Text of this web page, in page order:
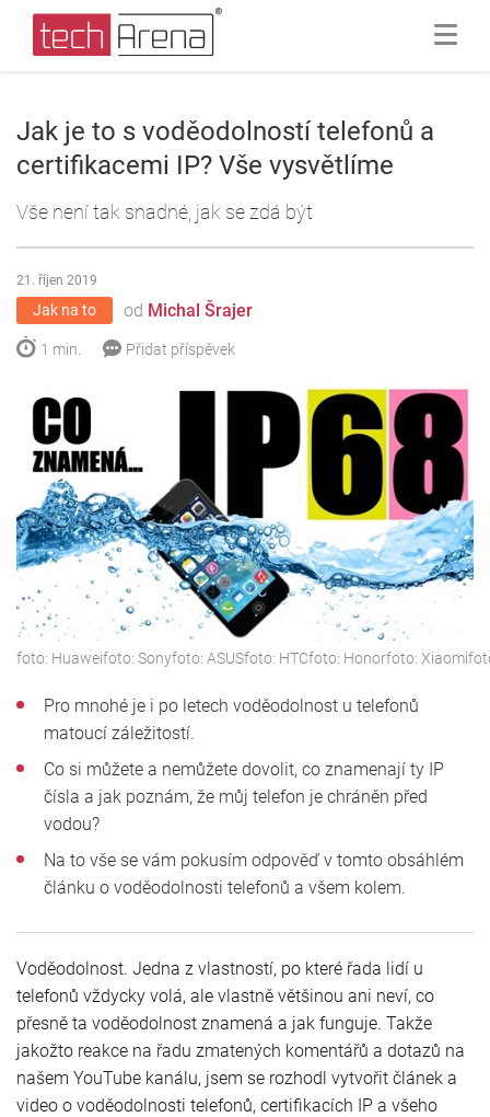
Jak je to s voděodolností telefonů a
certifikacemi IP? Vše vysvětlíme
Vše není tak snadné, jak se zdá být
Jak na to od Michal Šrajer
21. říjen 2019
1 min. Přidat příspěvek
foto: Huaweifoto: Sonyfoto: ASUSfoto: HTCfoto: Honorfoto: Xiaomi
Pro mnohé je i po letech voděodolnost u telefonů
matoucí záležitostí.
Co si můžete a nemůžete dovolit, co znamenají ty IP
čísla a jak poznám, že můj telefon je chráněn před
vodou?
Na to vše se vám pokusím odpověď v tomto obsáhlém
článku o voděodolnosti telefonů a všem kolem.
Voděodolnost. Jedna z vlastností, po které řada lidí u
telefonů vždycky volá, ale vlastně většinou ani neví, co
přesně ta voděodolnost znamená a jak funguje. Takže
jakožto reakce na řadu zmatených komentářů a dotazů na
našem YouTube kanálu, jsem se rozhodl vytvořit článek a
video o voděodolnosti telefonů, certifikacích IP a všeho